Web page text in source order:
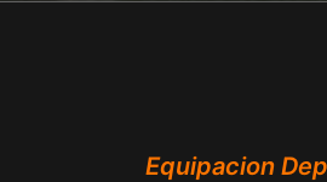
Equipacion